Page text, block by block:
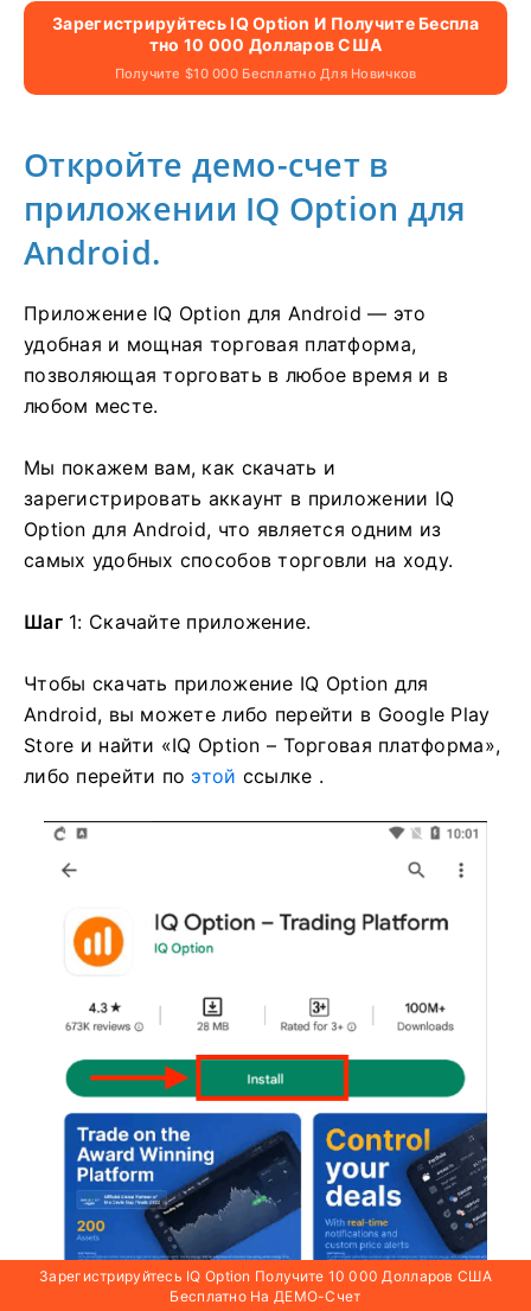
Зарегистрируйтесь IQ Option И Получите Беспла
Тно 10 000 Долларов США
Получите $10 000 Бесплатно Для Новичков
Откройте демо-счет в
приложении IQ Option для
Android.
Приложение IQ Option для Android — это
удобная и мощная торговая платформа,
позволяющая торговать в любое время и в
любом месте.
Мы покажем вам, как скачать и
зарегистрировать аккаунт в приложении IQ
Option для Android, что является одним из
самых удобных способов торговли на ходу.
Шаг1: Скачайте приложение.
Чтобы скачать приложение IQ Option для
Android, вы можете либо перейти в Google Play
Store и найти «IQ Option – Торговая платформа»,
либо перейти по этой ссылке .
Зарегистрируйтесь IQ Option Получите 10 000 Долларов США
Бесплатно На ДЕМО-Счет